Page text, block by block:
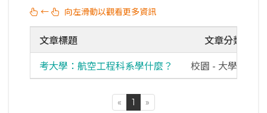
← 向左滑動以觀看更多資訊
文章標題
文章分類
考大學：航空工程科系學什麼？
校園 - 大學校園
« 1 »